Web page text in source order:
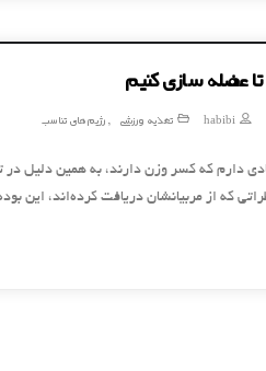
عضله سازی کنیم
habibi تغذیه ورزشی ,رژیم های تناسب
دارم که کسر وزن دارند، به همین دلیل در
که از مربیانشان دریافت کرده‌اند، این